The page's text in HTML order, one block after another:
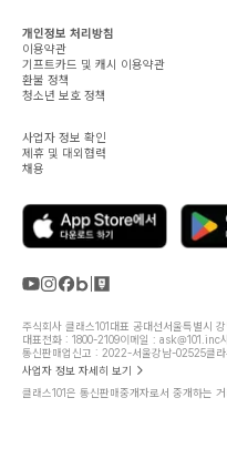
개인정보 처리방침
이용약관
기프트카드 및 캐시 이용약관
환불 정책
청소년 보호 정책
사업자 정보 확인
제휴 및 대외협력
채용
주식회사 클래스101대표 공대선서울특별시
대표전화 : 1800-2109이메일 : ask@101.inc
통신판매업신고 : 2022-서울강남-02525클
사업자 정보 자세히 보기
클래스101은 통신판매중개자로서 중개하는